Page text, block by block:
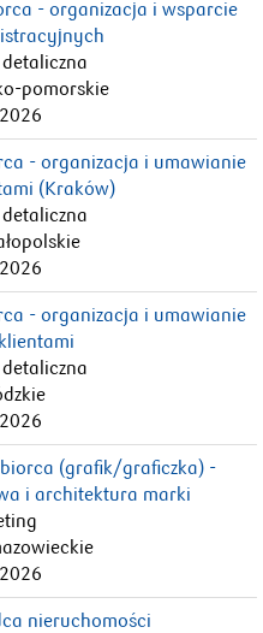
- organizacja i wsparcie
pomorskie
- organizacja i umawianie
(Kraków)
- organizacja i umawianie
(grafik/graficzka) -
i architektura marki
nieruchomości